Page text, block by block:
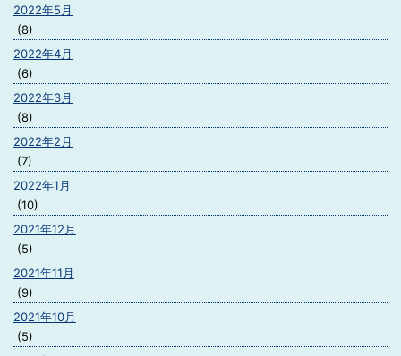
2022年5月
(8)
2022年4月
(6)
2022年3月
(8)
2022年2月
(7)
2022年1月
(10)
2021年12月
(5)
2021年11月
(9)
2021年10月
(5)